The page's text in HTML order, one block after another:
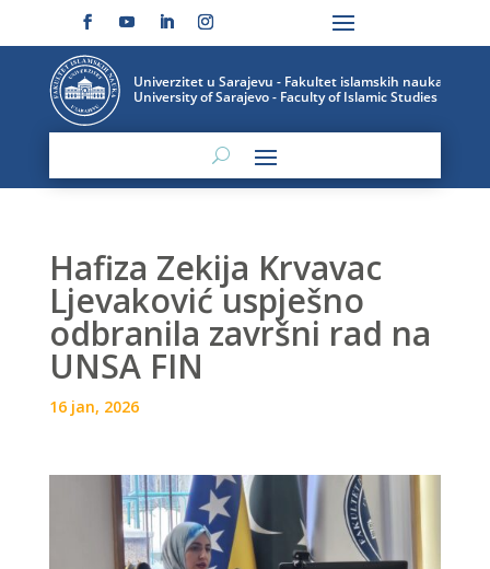
Hafiza Zekija Krvavac
Ljevaković uspješno
odbranila završni rad na
UNSA FIN
16 jan, 2026